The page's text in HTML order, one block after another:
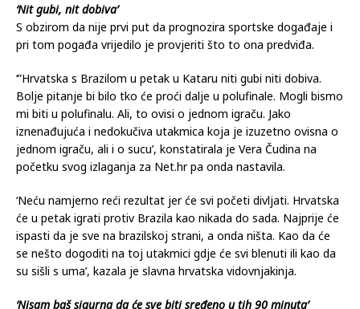
‘Nit gubi, nit dobiva’
S obzirom da nije prvi put da prognozira sportske događaje i
pri tom pogađa vrijedilo je provjeriti što to ona predviđa.
‘”Hrvatska s Brazilom u petak u Kataru niti gubi niti dobiva.
Bolje pitanje bi bilo tko će proći dalje u polufinale. Mogli bismo
mi biti u polufinalu. Ali, to ovisi o jednom igraču. Jako
iznenađujuća i nedokučiva utakmica koja je izuzetno ovisna o
jednom igraču, ali i o sucu’, konstatirala je Vera Čudina na
početku svog izlaganja za Net.hr pa onda nastavila.
‘Neću namjerno reći rezultat jer će svi početi divljati. Hrvatska
će u petak igrati protiv Brazila kao nikada do sada. Najprije će
ispasti da je sve na brazilskoj strani, a onda ništa. Kao da će
se nešto dogoditi na toj utakmici gdje će svi blenuti ili kao da
su sišli s uma’, kazala je slavna hrvatska vidovnjakinja.
‘Nisam baš sigurna da će sve biti sređeno u tih 90 minuta’